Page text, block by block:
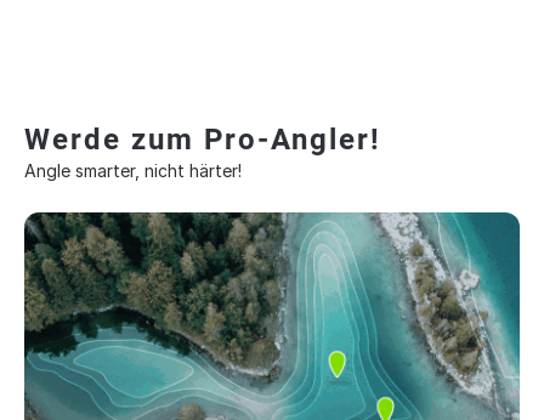
Werde zum Pro-Angler!
Angle smarter, nicht härter!